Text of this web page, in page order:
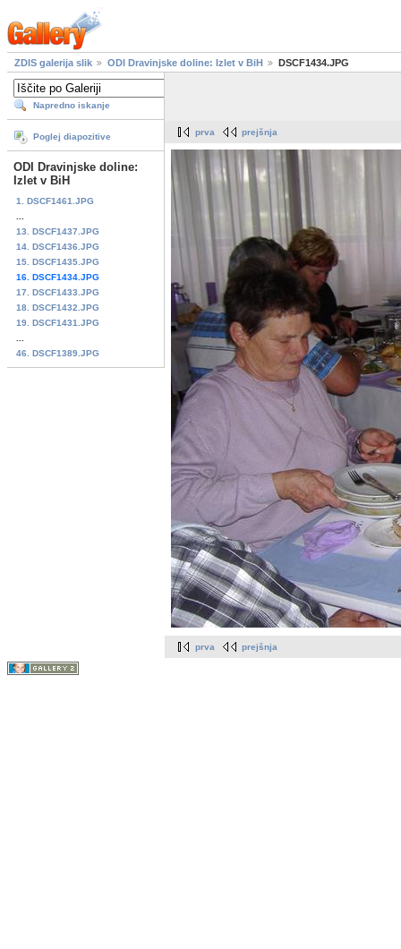
ZDIS galerija slik ODI Dravinjske doline: Izlet v BiH DSCF1434.JPG
Napredno iskanje
Poglej diapozitive
ODI Dravinjske doline:
Izlet v BiH
1. DSCF1461.JPG
13. DSCF1437.JPG
14. DSCF1436.JPG
15. DSCF1435.JPG
16. DSCF1434.JPG
17. DSCF1433.JPG
18. DSCF1432.JPG
19. DSCF1431.JPG
46. DSCF1389.JPG
prva prejšnja
prva prejšnja